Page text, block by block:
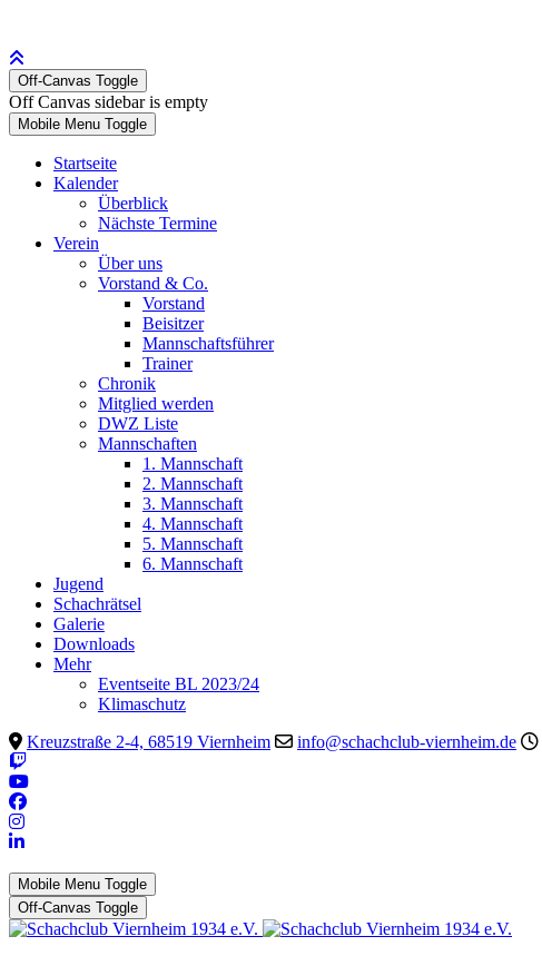
Off-Canvas Toggle
Off Canvas sidebar is empty
Mobile Menu Toggle
Startseite
Kalender
Überblick
Nächste Termine
Verein
Über uns
Vorstand & Co.
Vorstand
Beisitzer
Mannschaftsführer
Trainer
Chronik
Mitglied werden
DWZ Liste
Mannschaften
1. Mannschaft
2. Mannschaft
3. Mannschaft
4. Mannschaft
5. Mannschaft
6. Mannschaft
Jugend
Schachrätsel
Galerie
Downloads
Mehr
Eventseite BL 2023/24
Klimaschutz
Kreuzstraße 2-4, 68519 Viernheim
info@schachclub-viernheim.de
Mobile Menu Toggle
Off-Canvas Toggle